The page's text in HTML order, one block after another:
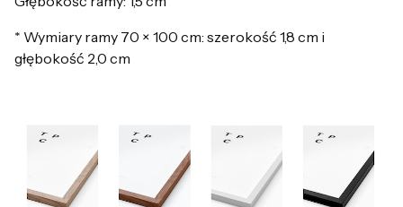
* Wymiary ramy 70 × 100 cm: szerokość 1,8 cm i
głębokość 2,0 cm